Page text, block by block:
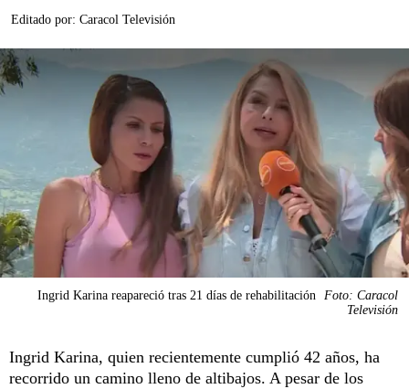
Editado por: Caracol Televisión
Ingrid Karina reapareció tras 21 días de rehabilitación Foto: Caracol
Televisión
Ingrid Karina, quien recientemente cumplió 42 años, ha
recorrido un camino lleno de altibajos. A pesar de los